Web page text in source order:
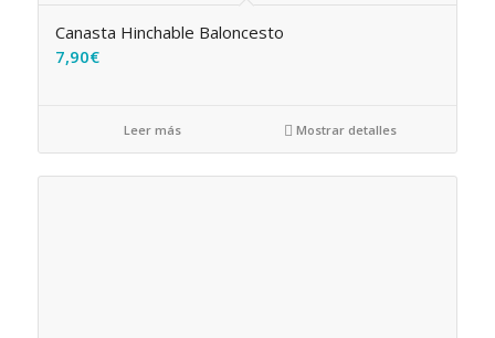
Canasta Hinchable Baloncesto
7,90€
Leer más Mostrar detalles